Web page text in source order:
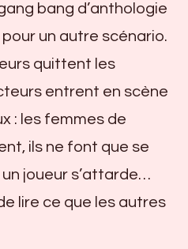
bang d’anthologie
un autre scénario.
quittent les
entrent en scène
: les femmes de
ils ne font que se
joueur s’attarde…
lire ce que les autres